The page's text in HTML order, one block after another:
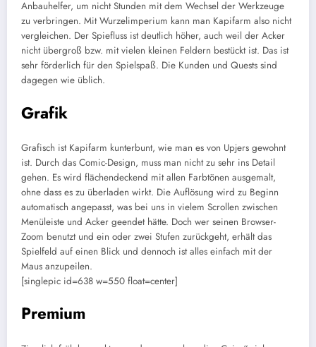
Anbauhelfer, um nicht Stunden mit dem Wechsel der Werkzeuge
zu verbringen. Mit Wurzelimperium kann man Kapifarm also nicht
vergleichen. Der Spiefluss ist deutlich höher, auch weil der Acker
nicht übergroß bzw. mit vielen kleinen Feldern bestückt ist. Das ist
sehr förderlich für den Spielspaß. Die Kunden und Quests sind
dagegen wie üblich.
Grafik
Grafisch ist Kapifarm kunterbunt, wie man es von Upjers gewohnt
ist. Durch das Comic-Design, muss man nicht zu sehr ins Detail
gehen. Es wird flächendeckend mit allen Farbtönen ausgemalt,
ohne dass es zu überladen wirkt. Die Auflösung wird zu Beginn
automatisch angepasst, was bei uns in vielem Scrollen zwischen
Menüleiste und Acker geendet hätte. Doch wer seinen Browser-
Zoom benutzt und ein oder zwei Stufen zurückgeht, erhält das
Spielfeld auf einen Blick und dennoch ist alles einfach mit der
Maus anzupeilen.
[singlepic id=638 w=550 float=center]
Premium